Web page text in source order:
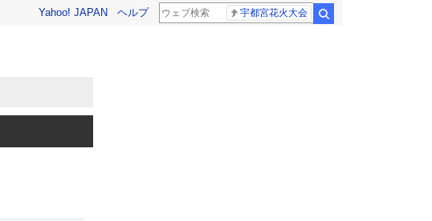
Yahoo! JAPAN ヘルプ 宇都宮花火大会